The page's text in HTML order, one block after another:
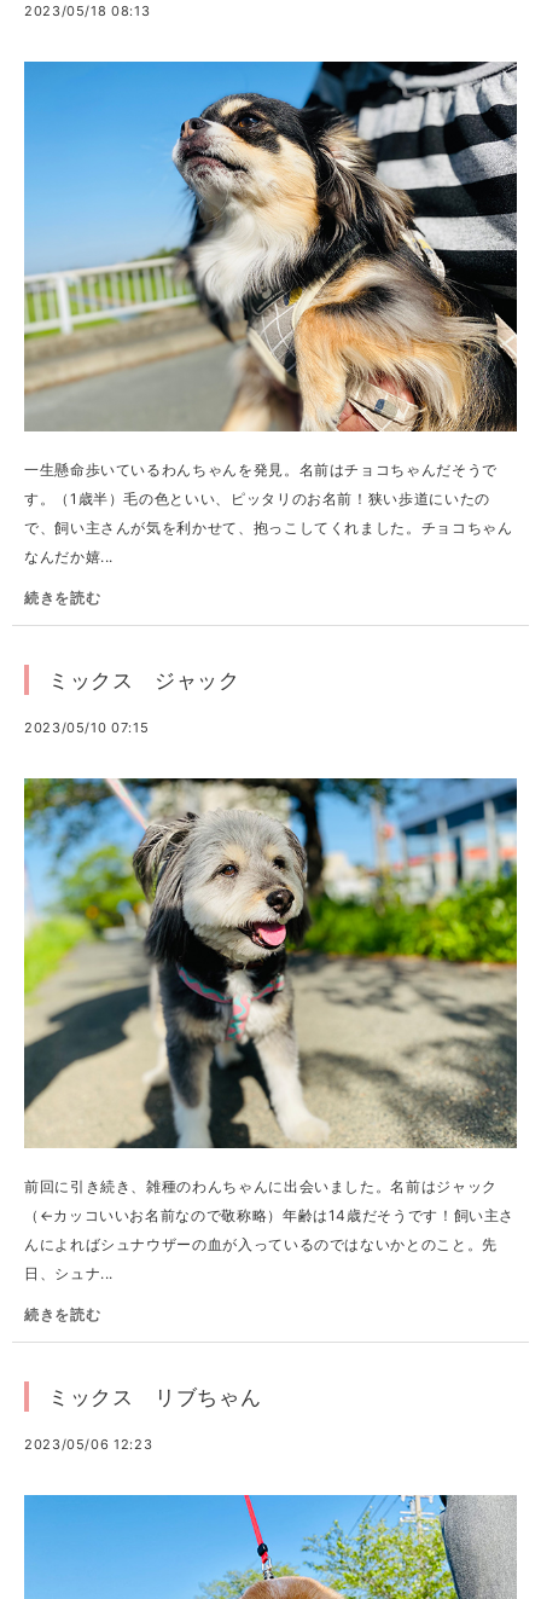
2023/05/18 08:13
一生懸命歩いているわんちゃんを発見。名前はチョコちゃんだそうで
す。（1歳半）毛の色といい、ピッタリのお名前！狭い歩道にいたの
で、飼い主さんが気を利かせて、抱っこしてくれました。チョコちゃん
なんだか嬉...
続きを読む
ミックス ジャック
2023/05/10 07:15
前回に引き続き、雑種のわんちゃんに出会いました。名前はジャック
（←カッコいいお名前なので敬称略）年齢は14歳だそうです！飼い主さ
んによればシュナウザーの血が入っているのではないかとのこと。先
日、シュナ...
続きを読む
ミックス リブちゃん
2023/05/06 12:23